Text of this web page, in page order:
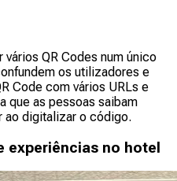
QR Codes num único
os utilizadores e
Code com vários URLs e
que as pessoas saibam
ao digitalizar o código.
experiências no hotel